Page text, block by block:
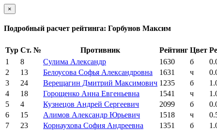
×
Подробный расчет рейтинга: Горбунов Максим
Тур Ст. № Противник Рейтинг Цвет
1
8 Сулима Александр 1630 б
2
13 Белоусова Софья Александровна 1631 ч
3
24 Верещагин Дмитрий Максимович 1235 б
4
18 Горощенко Анна Евгеньевна 1541 ч
5
4 Кузнецов Андрей Сергеевич 2099 б
6
15 Алимов Александр Юрьевич 1518 ч
7
23 Корнаухова София Андреевна 1351 б